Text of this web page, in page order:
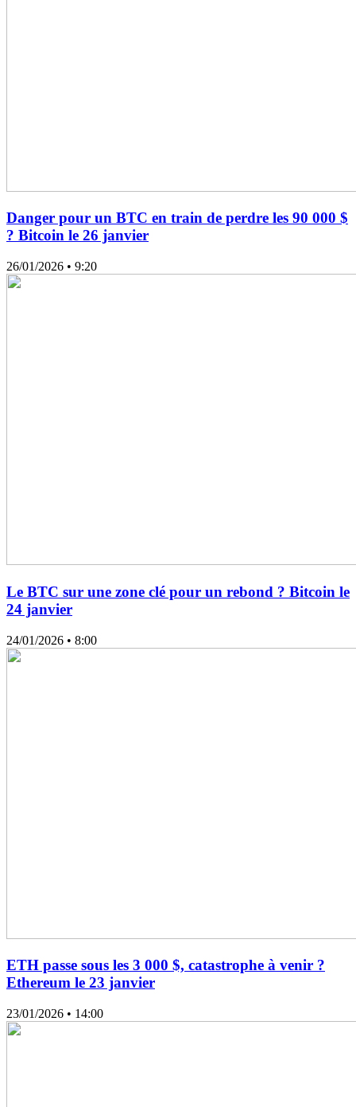
Danger pour un BTC en train de perdre les 90 000 $
? Bitcoin le 26 janvier
26/01/2026 • 9:20
Le BTC sur une zone clé pour un rebond ? Bitcoin le
24 janvier
24/01/2026 • 8:00
ETH passe sous les 3 000 $, catastrophe à venir ?
Ethereum le 23 janvier
23/01/2026 • 14:00